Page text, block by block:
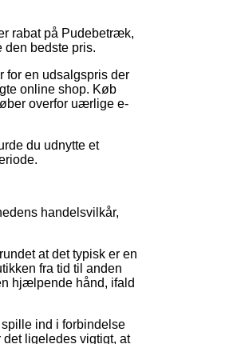
rabat på Pudebetræk,
den bedste pris.
for en udsalgspris der
online shop. Køb
overfor uærlige e-
du udnytte et
handelsvilkår,
at det typisk er en
fra tid til anden
hjælpende hånd, ifald
ind i forbindelse
det ligeledes vigtigt, at